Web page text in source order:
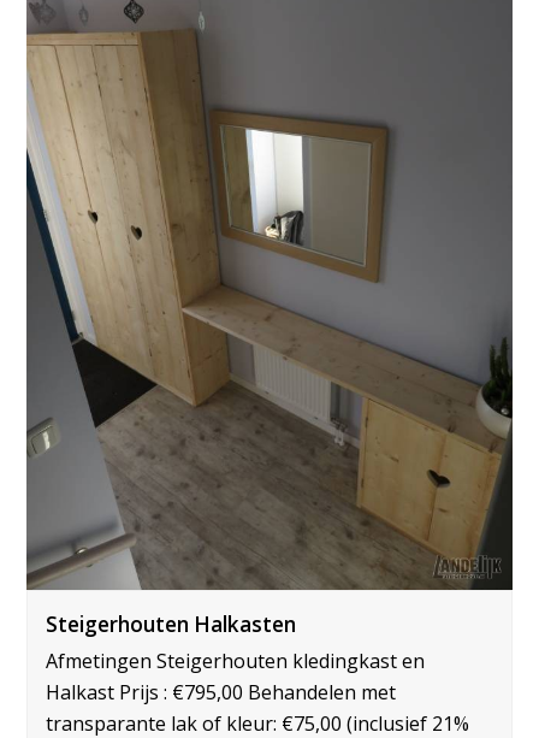
Steigerhouten Halkasten
Afmetingen Steigerhouten kledingkast en
Halkast Prijs : €795,00 Behandelen met
transparante lak of kleur: €75,00 (inclusief 21%